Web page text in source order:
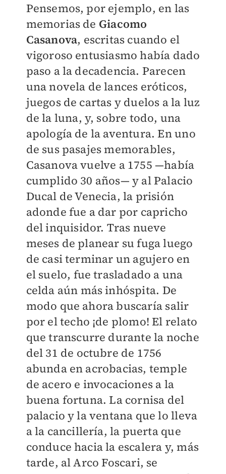
Pensemos, por ejemplo, en las
memorias de Giacomo
Casanova, escritas cuando el
vigoroso entusiasmo había dado
paso a la decadencia. Parecen
una novela de lances eróticos,
juegos de cartas y duelos a la luz
de la luna, y, sobre todo, una
apología de la aventura. En uno
de sus pasajes memorables,
Casanova vuelve a 1755 —había
cumplido 30 años— y al Palacio
Ducal de Venecia, la prisión
adonde fue a dar por capricho
del inquisidor. Tras nueve
meses de planear su fuga luego
de casi terminar un agujero en
el suelo, fue trasladado a una
celda aún más inhóspita. De
modo que ahora buscaría salir
por el techo ¡de plomo! El relato
que transcurre durante la noche
del 31 de octubre de 1756
abunda en acrobacias, temple
de acero e invocaciones a la
buena fortuna. La cornisa del
palacio y la ventana que lo lleva
a la cancillería, la puerta que
conduce hacia la escalera y, más
tarde, al Arco Foscari, se